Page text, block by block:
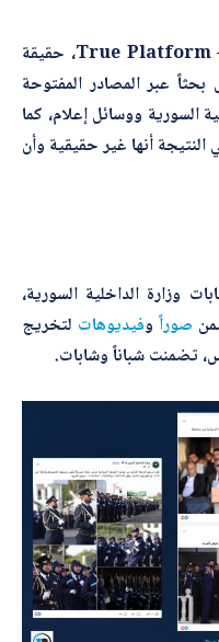
تحرى فريق شبكة تدقيق المعلومات – True Platform، حقيقة
عبر المصادر المفتوحة
السورية ووسائل إعلام، كما
أنها غير حقيقية وأن
وزارة الداخلية السورية،
صوراًوفيديوهات لتخريج
تضمنت شباناً وشابات.